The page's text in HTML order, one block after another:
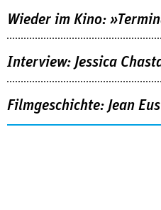
Wieder im Kino:
Interview: Jessica
Filmgeschichte: Jean